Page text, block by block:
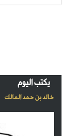
يكتب اليوم
خالد بن حمد المالك